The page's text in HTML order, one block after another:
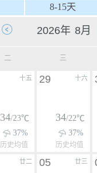
8-15天
二 三
十五
34/23℃
37%
历史均值
十六
29
34/22℃
37%
历史均值
廿二 廿三
05